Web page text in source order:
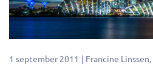
1 september 2011 Francine Linssen